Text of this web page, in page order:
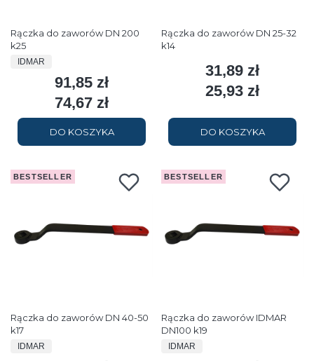
Rączka do zaworów DN 200
k25
PRODUCENT
IDMAR
Cena
91,85 zł
Cena
74,67 zł
DO KOSZYKA
Rączka do zaworów DN 25-32
k14
Cena
31,89 zł
Cena
25,93 zł
DO KOSZYKA
BESTSELLER
Rączka do zaworów DN 40-50
k17
PRODUCENT
IDMAR
BESTSELLER
Rączka do zaworów IDMAR
DN100 k19
PRODUCENT
IDMAR